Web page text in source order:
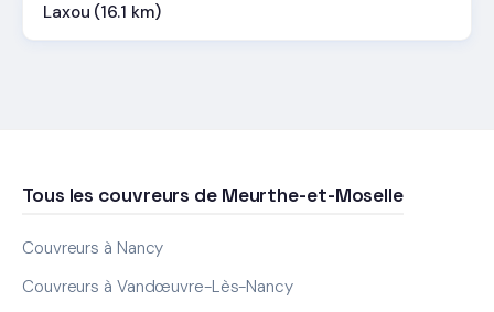
Laxou (16.1 km)
Tous les couvreurs de Meurthe-et-Moselle
Couvreurs à Nancy
Couvreurs à Vandœuvre-Lès-Nancy